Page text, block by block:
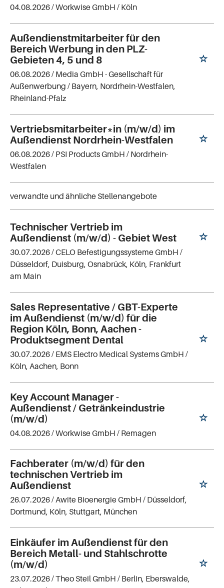
04.08.2026 /Workwise GmbH / Köln
Außendienstmitarbeiter für den
Bereich Werbung in den PLZ-
Gebieten 4, 5 und 8
06.08.2026 / Media GmbH - Gesellschaft für
Außenwerbung / Bayern, Nordrhein-Westfalen,
Rheinland-Pfalz
Vertriebsmitarbeiter*in (m/w/d) im
Außendienst Nordrhein-Westfalen
06.08.2026 / PSI Products GmbH / Nordrhein-
Westfalen
verwandte und ähnliche Stellenangebote
Technischer Vertrieb im
Außendienst (m/w/d) - Gebiet West
30.07.2026 /CELO Befestigungssysteme GmbH /
Düsseldorf, Duisburg, Osnabrück, Köln, Frankfurt
am Main
Sales Representative / GBT-Experte
im Außendienst (m/w/d) für die
Region Köln, Bonn, Aachen -
Produktsegment Dental
30.07.2026 / EMS Electro Medical Systems GmbH /
Köln, Aachen, Bonn
Key Account Manager -
Außendienst / Getränkeindustrie
(m/w/d)
04.08.2026 /Workwise GmbH / Remagen
Fachberater (m/w/d) für den
technischen Vertrieb im
Außendienst
26.07.2026 /Awite Bioenergie GmbH / Düsseldorf,
Dortmund, Köln, Stuttgart, München
Einkäufer im Außendienst für den
Bereich Metall- und Stahlschrotte
(m/w/d)
23.07.2026 /Theo Steil GmbH / Berlin, Eberswalde,